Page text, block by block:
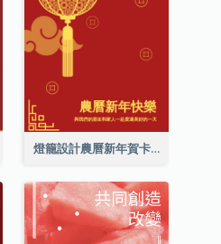
燈籠設計農曆新年賀卡